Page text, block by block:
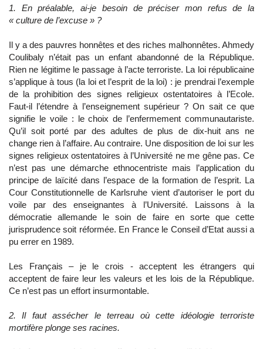
1. En préalable, ai-je besoin de préciser mon refus de la
« culture de l’excuse » ?
Il y a des pauvres honnêtes et des riches malhonnêtes. Ahmedy
Coulibaly n’était pas un enfant abandonné de la République.
Rien ne légitime le passage à l’acte terroriste. La loi républicaine
s’applique à tous (la loi et l’esprit de la loi) : je prendrai l’exemple
de la prohibition des signes religieux ostentatoires à l’Ecole.
Faut-il l’étendre à l’enseignement supérieur ? On sait ce que
signifie le voile : le choix de l’enfermement communautariste.
Qu’il soit porté par des adultes de plus de dix-huit ans ne
change rien à l’affaire. Au contraire. Une disposition de loi sur les
signes religieux ostentatoires à l’Université ne me gêne pas. Ce
n’est pas une démarche ethnocentriste mais l’application du
principe de laïcité dans l’espace de la formation de l’esprit. La
Cour Constitutionnelle de Karlsruhe vient d’autoriser le port du
voile par des enseignantes à l’Université. Laissons à la
démocratie allemande le soin de faire en sorte que cette
jurisprudence soit réformée. En France le Conseil d’Etat aussi a
pu errer en 1989.
Les Français – je le crois - acceptent les étrangers qui
acceptent de faire leur les valeurs et les lois de la République.
Ce n’est pas un effort insurmontable.
2. Il faut assécher le terreau où cette idéologie terroriste
mortifère plonge ses racines.